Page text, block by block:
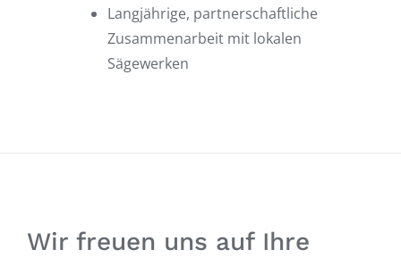
Langjährige, partnerschaftliche
Zusammenarbeit mit lokalen
Sägewerken
Wir freuen uns auf Ihre